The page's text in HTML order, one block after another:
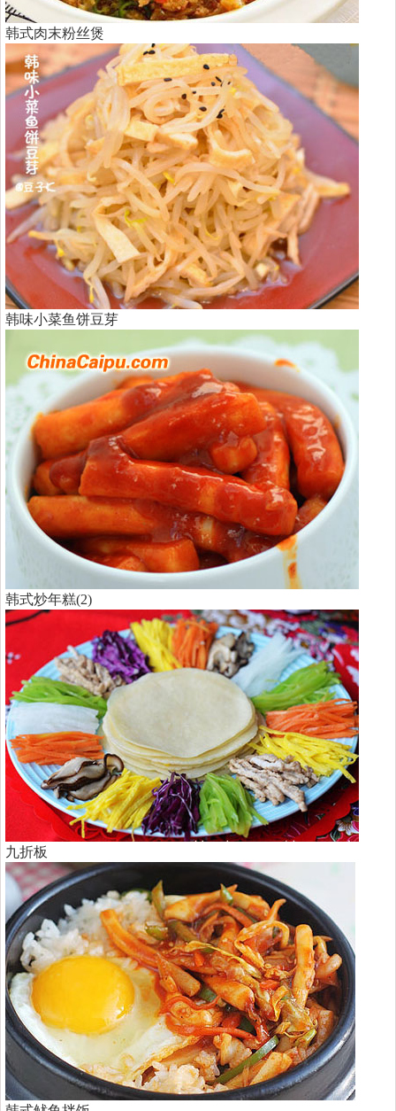
韩式肉末粉丝煲
韩味小菜鱼饼豆芽
韩式炒年糕(2)
九折板